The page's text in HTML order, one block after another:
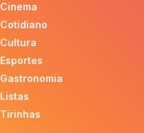
Cinema
Cotidiano
Cultura
Esportes
Gastronomia
Listas
Tirinhas